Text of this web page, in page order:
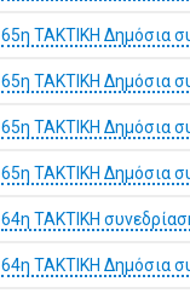
65η ΤΑΚΤΙΚΗ Δημόσια
65η ΤΑΚΤΙΚΗ Δημόσια
65η ΤΑΚΤΙΚΗ Δημόσια
65η ΤΑΚΤΙΚΗ Δημόσια
64η ΤΑΚΤΙΚΗ
64η ΤΑΚΤΙΚΗ Δημόσια